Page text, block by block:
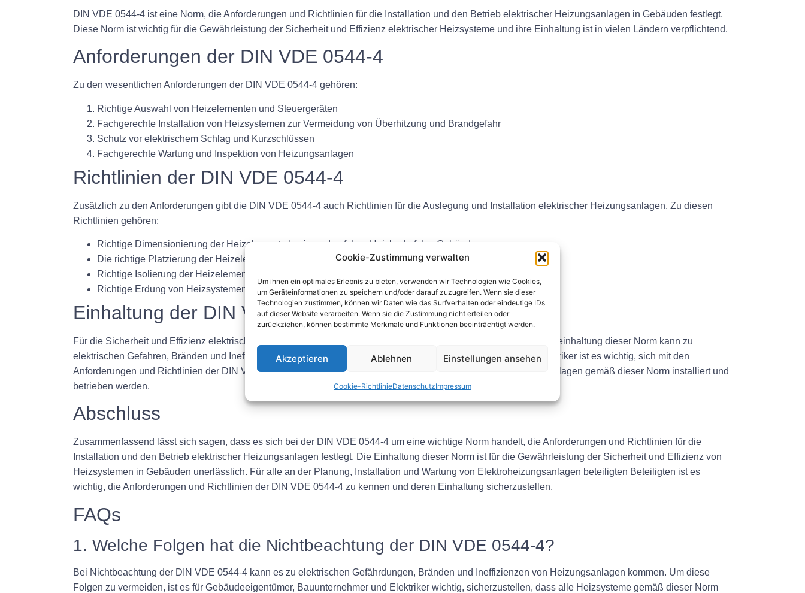
Cookie-Zustimmung verwalten
Um ihnen ein optimales Erlebnis zu bieten, verwenden wir Technologien wie Cookies,
um Geräteinformationen zu speichern und/oder darauf zuzugreifen. Wenn sie dieser
Technologien zustimmen, können wir Daten wie das Surfverhalten oder eindeutige IDs
auf dieser Website verarbeiten. Wenn sie die Zustimmung nicht erteilen oder
zurückziehen, können bestimmte Merkmale und Funktionen beeinträchtigt werden.
Akzeptieren Ablehnen Einstellungen ansehen
Cookie-RichtlinieDatenschutzImpressum
DIN VDE 0544-4 ist eine Norm, die Anforderungen und Richtlinien für die Installation und den Betrieb elektrischer Heizungsanlagen in Gebäuden festlegt.
Diese Norm ist wichtig für die Gewährleistung der Sicherheit und Effizienz elektrischer Heizsysteme und ihre Einhaltung ist in vielen Ländern verpflichtend.
Anforderungen der DIN VDE 0544-4
Zu den wesentlichen Anforderungen der DIN VDE 0544-4 gehören:
Richtige Auswahl von Heizelementen und Steuergeräten
Fachgerechte Installation von Heizsystemen zur Vermeidung von Überhitzung und Brandgefahr
Schutz vor elektrischem Schlag und Kurzschlüssen
Fachgerechte Wartung und Inspektion von Heizungsanlagen
Richtlinien der DIN VDE 0544-4
Zusätzlich zu den Anforderungen gibt die DIN VDE 0544-4 auch Richtlinien für die Auslegung und Installation elektrischer Heizungsanlagen. Zu diesen
Richtlinien gehören:
Richtige Dimensionierung der Heizelemente basierend auf dem Heizbedarf des Gebäudes
Die richtige Platzierung der Heizelemente sorgt für eine gleichmäßige Wärmeverteilung
Richtige Isolierung der Heizelemente, um Energieverluste zu vermeiden
Richtige Erdung von Heizsystemen zur Vermeidung von Stromschlägen
Einhaltung der DIN VDE 0544-4
Für die Sicherheit und Effizienz elektrischer Heizanlagen ist die Einhaltung der DIN VDE 0544-4 wichtig. Die Nichteinhaltung dieser Norm kann zu
elektrischen Gefahren, Bränden und Ineffizienz von Heizsystemen führen. Für Bauherren, Auftragnehmer und Elektriker ist es wichtig, sich mit den
Anforderungen und Richtlinien der DIN VDE 0544-4 vertraut zu machen und sicherzustellen, dass alle Heizungsanlagen gemäß dieser Norm installiert und
betrieben werden.
Abschluss
Zusammenfassend lässt sich sagen, dass es sich bei der DIN VDE 0544-4 um eine wichtige Norm handelt, die Anforderungen und Richtlinien für die
Installation und den Betrieb elektrischer Heizungsanlagen festlegt. Die Einhaltung dieser Norm ist für die Gewährleistung der Sicherheit und Effizienz von
Heizsystemen in Gebäuden unerlässlich. Für alle an der Planung, Installation und Wartung von Elektroheizungsanlagen beteiligten Beteiligten ist es
wichtig, die Anforderungen und Richtlinien der DIN VDE 0544-4 zu kennen und deren Einhaltung sicherzustellen.
FAQs
1. Welche Folgen hat die Nichtbeachtung der DIN VDE 0544-4?
Bei Nichtbeachtung der DIN VDE 0544-4 kann es zu elektrischen Gefährdungen, Bränden und Ineffizienzen von Heizungsanlagen kommen. Um diese
Folgen zu vermeiden, ist es für Gebäudeeigentümer, Bauunternehmer und Elektriker wichtig, sicherzustellen, dass alle Heizsysteme gemäß dieser Norm